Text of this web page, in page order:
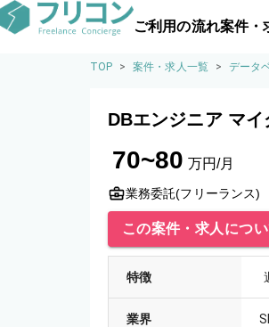
ご利用の流れ案件・
TOP > 案件・求人一覧 > データ
DBエンジニア マ
70~80 万円/月
業務委託(フリーランス)
この案件・求人につ
特徴
業界